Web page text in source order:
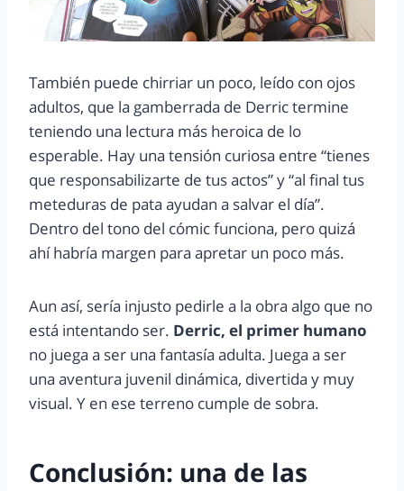
También puede chirriar un poco, leído con ojos
adultos, que la gamberrada de Derric termine
teniendo una lectura más heroica de lo
esperable. Hay una tensión curiosa entre “tienes
que responsabilizarte de tus actos” y “al final tus
meteduras de pata ayudan a salvar el día”.
Dentro del tono del cómic funciona, pero quizá
ahí habría margen para apretar un poco más.
Aun así, sería injusto pedirle a la obra algo que no
está intentando ser. Derric, el primer humano
no juega a ser una fantasía adulta. Juega a ser
una aventura juvenil dinámica, divertida y muy
visual. Y en ese terreno cumple de sobra.
Conclusión: una de las